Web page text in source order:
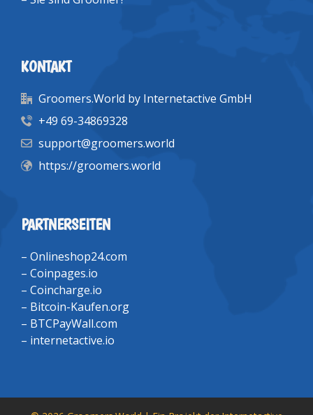
KONTAKT
Groomers.World by Internetactive GmbH
+49 69-34869328
support@groomers.world
https://groomers.world
PARTNERSEITEN
– Onlineshop24.com
– Coinpages.io
– Coincharge.io
– Bitcoin-Kaufen.org
– BTCPayWall.com
– internetactive.io